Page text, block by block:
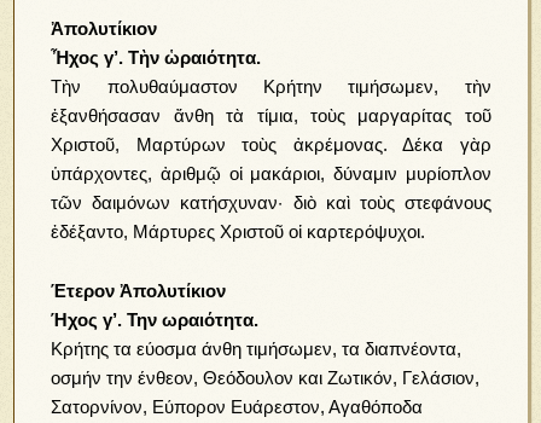
Ἀπολυτίκιον
Ἦχος γ’. Τὴν ὡραιότητα.
Τὴν πολυθαύμαστον Κρήτην τιμήσωμεν, τὴν
ἐξανθήσασαν ἄνθη τὰ τίμια, τοὺς μαργαρίτας τοῦ
Χριστοῦ, Μαρτύρων τοὺς ἀκρέμονας. Δέκα γὰρ
ὑπάρχοντες, ἀριθμῷ οἱ μακάριοι, δύναμιν μυρίοπλον
τῶν δαιμόνων κατήσχυναν· διὸ καὶ τοὺς στεφάνους
ἐδέξαντο, Μάρτυρες Χριστοῦ οἱ καρτερόψυχοι.
Έτερον Ἀπολυτίκιον
Ήχος γ’. Την ωραιότητα.
Κρήτης τα εύοσμα άνθη τιμήσωμεν, τα διαπνέοντα,
οσμήν την ένθεον, Θεόδουλον και Ζωτικόν, Γελάσιον,
Σατορνίνον, Εύπορον Ευάρεστον, Αγαθόποδα